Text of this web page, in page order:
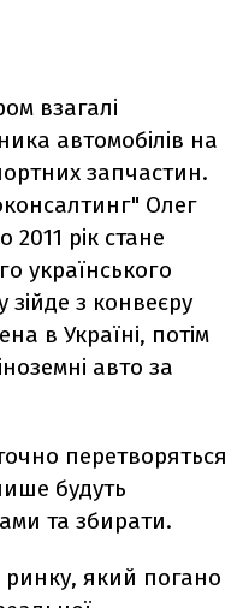
взагалі
автомобілів на
запчастин.
Олег
рік стане
українського
з конвеєру
в Україні, потім
авто за
перетворяться
будуть
та збирати.
який погано